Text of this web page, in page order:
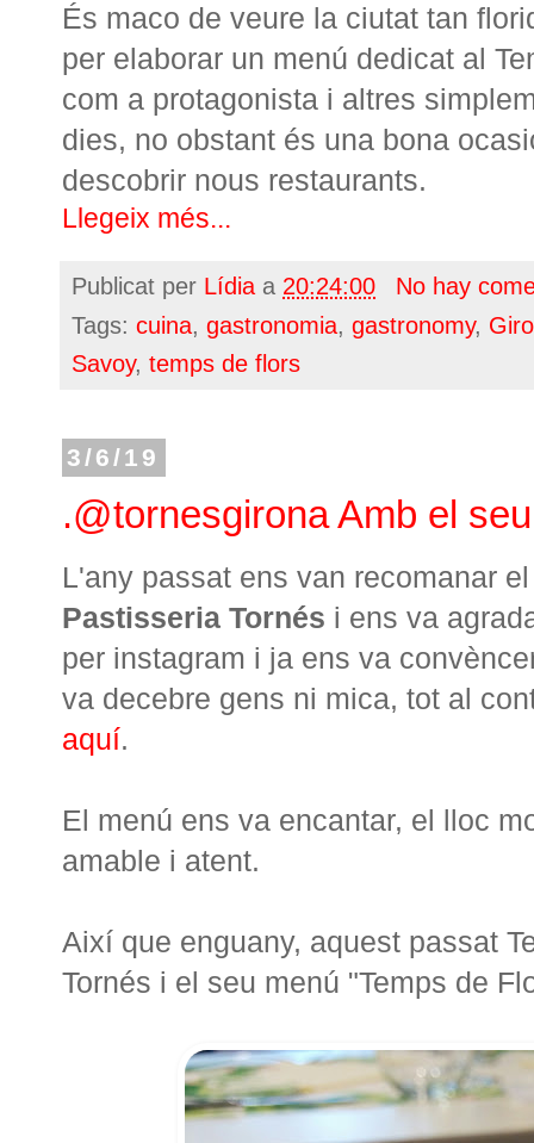
És maco de veure la ciutat tan
per elaborar un menú dedicat al
com a protagonista i altres
dies, no obstant és una bona
descobrir nous restaurants.
Llegeix més...
Publicat per Lídia a 20:24:00
No hay
Tags: cuina, gastronomia, gastronomy,
Savoy, temps de flors
3/6/19
.@tornesgirona Amb el
L'any passat ens van recomanar
Pastisseria Tornés i ens va
per instagram i ja ens va
va decebre gens ni mica, tot al
aquí.
El menú ens va encantar, el lloc
amable i atent.
Així que enguany, aquest passat
Tornés i el seu menú "Temps de